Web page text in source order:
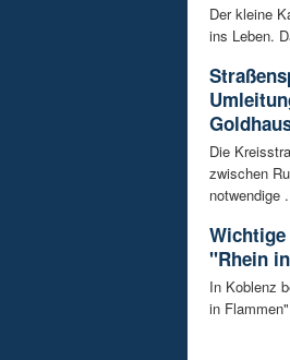
Der kleine
ins Leben.
Die
zwischen
notwendige
"Rhein
In Koblenz
in